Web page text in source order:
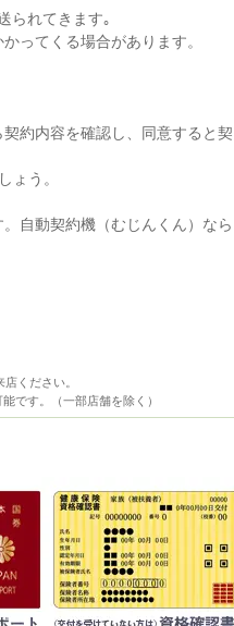
られてきます｡
ってくる場合があります。
約内容を確認し、同意すると契
ょう。
自動契約機（むじんくん）なら
ください。
です。（一部店舗を除く）